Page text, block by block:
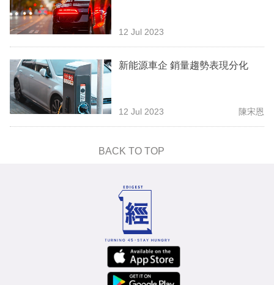
場
生
事
12 Jul 2023
新能源車企 銷量趨勢表現分化
12 Jul 2023 陳宋恩
BACK TO TOP